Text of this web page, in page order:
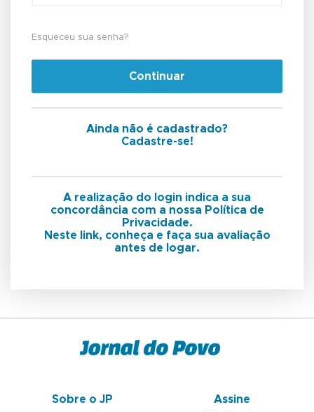
Esqueceu sua senha?
Continuar
Ainda não é cadastrado?
Cadastre-se!
A realização do login indica a sua
concordância com a nossa Política de
Privacidade.
Neste link, conheça e faça sua avaliação
antes de logar.
Sobre o JP
Assine